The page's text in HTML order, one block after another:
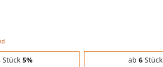
Stück 5% ab 6 Stück